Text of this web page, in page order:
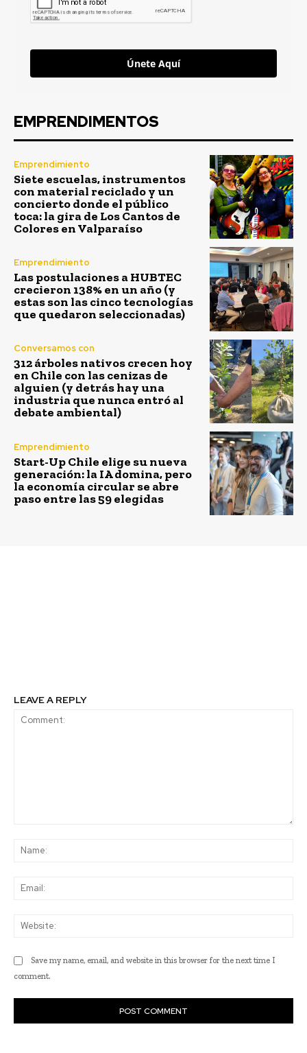
Únete Aquí
EMPRENDIMENTOS
Emprendimiento
Siete escuelas, instrumentos
con material reciclado y un
concierto donde el público
toca: la gira de Los Cantos de
Colores en Valparaíso
Emprendimiento
Las postulaciones a HUBTEC
crecieron 138% en un año (y
estas son las cinco tecnologías
que quedaron seleccionadas)
Conversamos con
312 árboles nativos crecen hoy
en Chile con las cenizas de
alguien (y detrás hay una
industria que nunca entró al
debate ambiental)
Emprendimiento
Start-Up Chile elige su nueva
generación: la IA domina, pero
la economía circular se abre
paso entre las 59 elegidas
LEAVE A REPLY
Save my name, email, and website in this browser for the next time I
comment.